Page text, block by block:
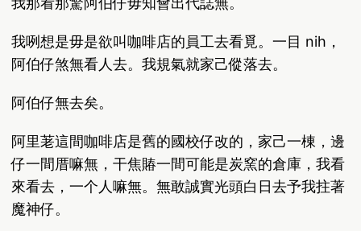
我咧想是毋是欲叫咖啡店的員工去看覓。一目 nih，
阿伯仔煞無看人去。我規氣就家己傱落去。
阿伯仔無去矣。
阿里荖這間咖啡店是舊的國校仔改的，家己一棟，邊
仔一間厝嘛無，干焦賰一間可能是炭窯的倉庫，我看
來看去，一个人嘛無。無敢誠實光頭白日去予我拄著
魔神仔。